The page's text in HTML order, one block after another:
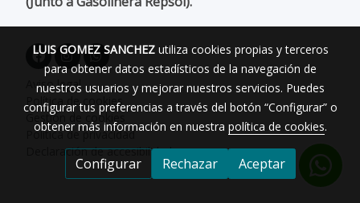
Aviso legal
Política de cookies
Gestión de cookies
Política de privacidad
Declaración de accesibilidad
LUIS GOMEZ SANCHEZutiliza cookies propias y terceros
para obtener datos estadísticos de la navegación de
nuestros usuarios y mejorar nuestros servicios. Puedes
configurar tus preferencias a través del botón “Configurar” o
obtener más información en nuestra política de cookies.
Configurar Rechazar Aceptar